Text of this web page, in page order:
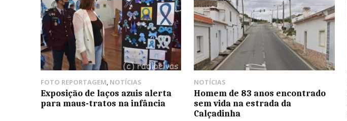
FOTO REPORTAGEM, NOTÍCIAS
Exposição de laços azuis alerta
para maus-tratos na infância
NOTÍCIAS
Homem de 83 anos encontrado
sem vida na estrada da
Calçadinha